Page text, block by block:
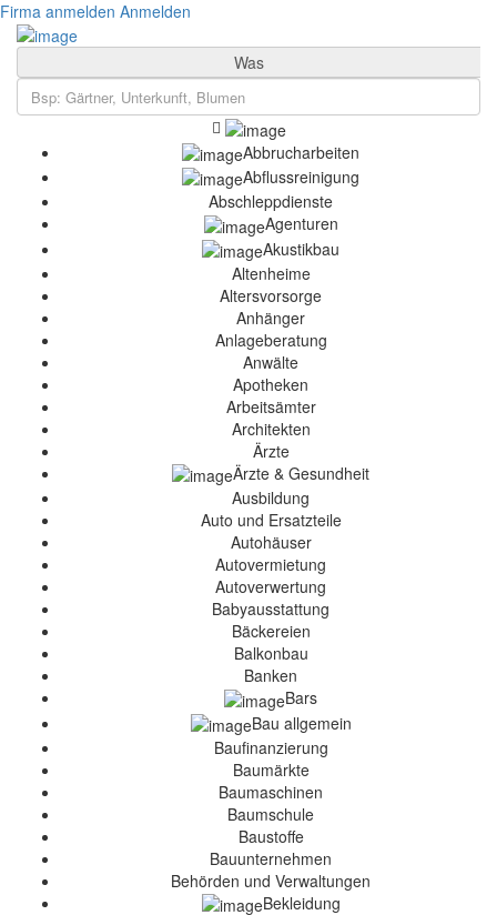
Firma anmelden Anmelden
Was
Abbrucharbeiten
Abflussreinigung
Abschleppdienste
Agenturen
Akustikbau
Altenheime
Altersvorsorge
Anhänger
Anlageberatung
Anwälte
Apotheken
Arbeitsämter
Architekten
Ärzte
Ärzte & Gesundheit
Ausbildung
Auto und Ersatzteile
Autohäuser
Autovermietung
Autoverwertung
Babyausstattung
Bäckereien
Balkonbau
Banken
Bars
Bau allgemein
Baufinanzierung
Baumärkte
Baumaschinen
Baumschule
Baustoffe
Bauunternehmen
Behörden und Verwaltungen
Bekleidung